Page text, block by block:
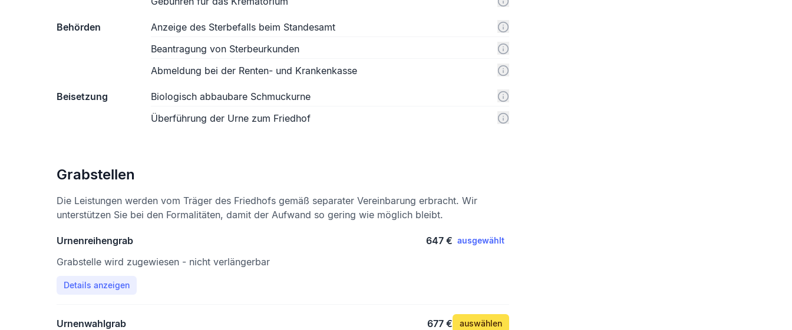
Behörden
Anzeige des Sterbefalls beim Standesamt
Beantragung von Sterbeurkunden
Abmeldung bei der Renten- und Krankenkasse
Beisetzung
Biologisch abbaubare Schmuckurne
Überführung der Urne zum Friedhof
Grabstellen
Die Leistungen werden vom Träger des Friedhofs gemäß separater Vereinbarung erbracht. Wir
unterstützen Sie bei den Formalitäten, damit der Aufwand so gering wie möglich bleibt.
Urnenreihengrab 647 € ausgewählt
Grabstelle wird zugewiesen - nicht verlängerbar
Details anzeigen
Urnenwahlgrab 677 € auswählen